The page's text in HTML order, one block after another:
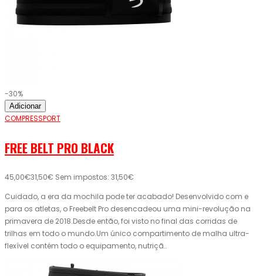
-30%
Adicionar
COMPRESSPORT
FREE BELT PRO BLACK
45,00€31,50€ Sem impostos: 31,50€
Cuidado, a era da mochila pode ter acabado! Desenvolvido com e
para os atletas, o Freebelt Pro desencadeou uma mini-revolução na
primavera de 2018.Desde então, foi visto no final das corridas de
trilhas em todo o mundo.Um único compartimento de malha ultra-
flexível contém todo o equipamento, nutriçã..